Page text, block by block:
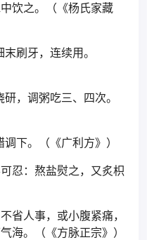
饮之。（《杨氏家藏
刷牙，连续用。
，调粥吃三、四次。
下。（《广利方》）
忍：熬盐熨之，又炙枳
省人事，或小腹紧痛，
海。（《方脉正宗》）